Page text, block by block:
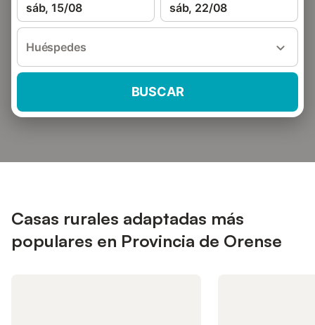
sáb, 15/08 sáb, 22/08
Huéspedes
BUSCAR
Casas rurales adaptadas más
populares en Provincia de Orense